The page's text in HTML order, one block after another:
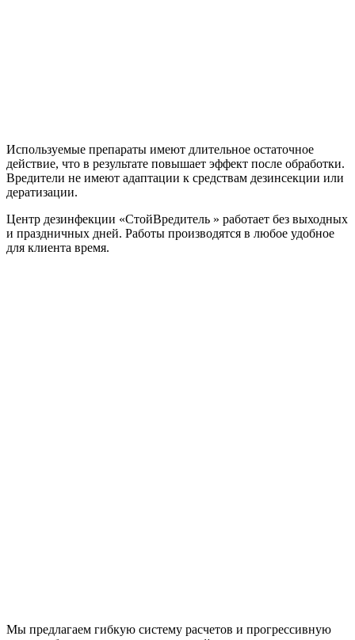
Используемые препараты имеют длительное остаточное
действие, что в результате повышает эффект после обработки.
Вредители не имеют адаптации к средствам дезинсекции или
дератизации.
Центр дезинфекции «СтойВредитель » работает без выходных
и праздничных дней. Работы производятся в любое удобное
для клиента время.
Мы предлагаем гибкую систему расчетов и прогрессивную